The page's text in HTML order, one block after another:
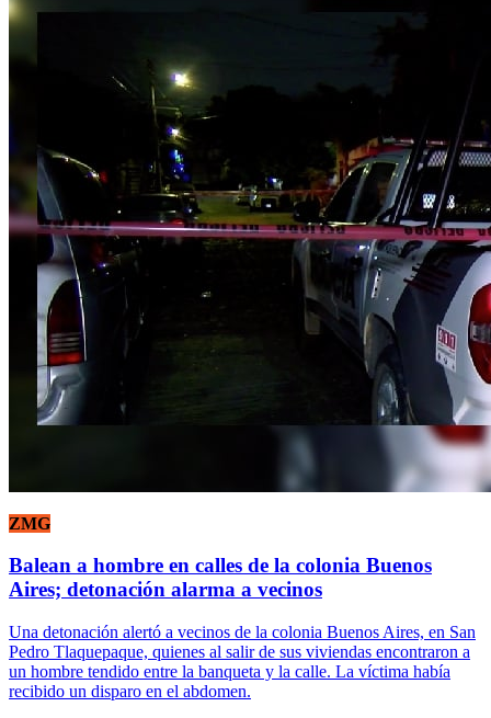
ZMG
Balean a hombre en calles de la colonia Buenos
Aires; detonación alarma a vecinos
Una detonación alertó a vecinos de la colonia Buenos Aires, en San
Pedro Tlaquepaque, quienes al salir de sus viviendas encontraron a
un hombre tendido entre la banqueta y la calle. La víctima había
recibido un disparo en el abdomen.